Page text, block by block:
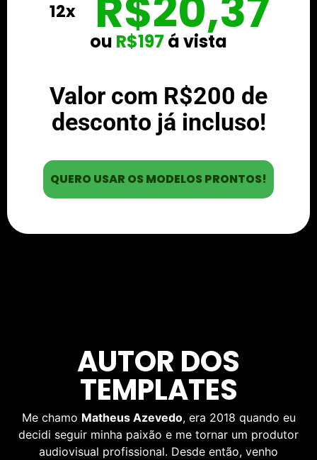
12x
ou R$197 á vista
Valor com R$200 de
desconto já incluso!
QUERO USAR OS MODELOS PRONTOS!
AUTOR DOS
TEMPLATES
Me chamo Matheus Azevedo, era 2018 quando eu
decidi seguir minha paixão e me tornar um produtor
audiovisual profissional. Desde então, venho